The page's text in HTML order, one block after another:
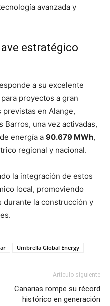
avanzada y
estratégico
a su excelente
proyectos a gran
previstas en Alange,
Barros, una vez activadas,
energía a 90.679 MWh,
regional y nacional.
la integración de estos
local, promoviendo
la construcción y
Umbrella Global Energy
Artículo siguiente
Canarias rompe su récord
histórico en generación